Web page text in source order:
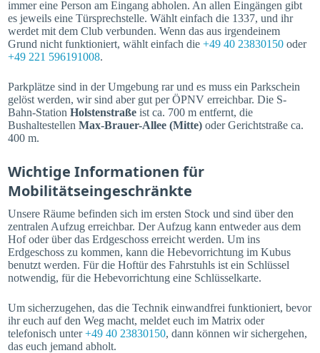
immer eine Person am Eingang abholen. An allen Eingängen gibt
es jeweils eine Türsprechstelle. Wählt einfach die 1337, und ihr
werdet mit dem Club verbunden. Wenn das aus irgendeinem
Grund nicht funktioniert, wählt einfach die+49 40 23830150 oder
+49 221 596191008.
Parkplätze sind in der Umgebung rar und es muss ein Parkschein
gelöst werden, wir sind aber gut per ÖPNV erreichbar. Die S-
Bahn-StationHolstenstraße ist ca. 700 m entfernt, die
BushaltestellenMax-Brauer-Allee (Mitte) oder Gerichtstraße ca.
400 m.
Wichtige Informationen für
Mobilitätseingeschränkte
Unsere Räume befinden sich im ersten Stock und sind über den
zentralen Aufzug erreichbar. Der Aufzug kann entweder aus dem
Hof oder über das Erdgeschoss erreicht werden. Um ins
Erdgeschoss zu kommen, kann die Hebevorrichtung im Kubus
benutzt werden. Für die Hoftür des Fahrstuhls ist ein Schlüssel
notwendig, für die Hebevorrichtung eine Schlüsselkarte.
Um sicherzugehen, das die Technik einwandfrei funktioniert, bevor
ihr euch auf den Weg macht, meldet euch im Matrix oder
telefonisch unter+49 40 23830150, dann können wir sichergehen,
das euch jemand abholt.